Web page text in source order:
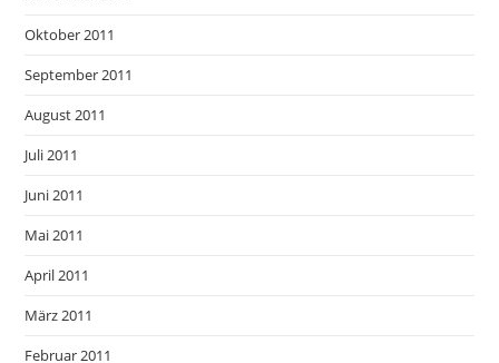
Oktober 2011
September 2011
August 2011
Juli 2011
Juni 2011
Mai 2011
April 2011
März 2011
Februar 2011